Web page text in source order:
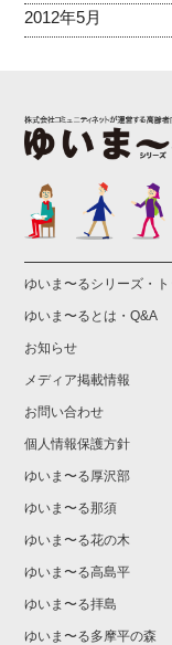
2012年5月
ゆいま〜るシリーズ・
ゆいま〜るとは・Q&A
お知らせ
メディア掲載情報
お問い合わせ
個人情報保護方針
ゆいま〜る厚沢部
ゆいま〜る那須
ゆいま〜る花の木
ゆいま〜る高島平
ゆいま〜る拝島
ゆいま〜る多摩平の森